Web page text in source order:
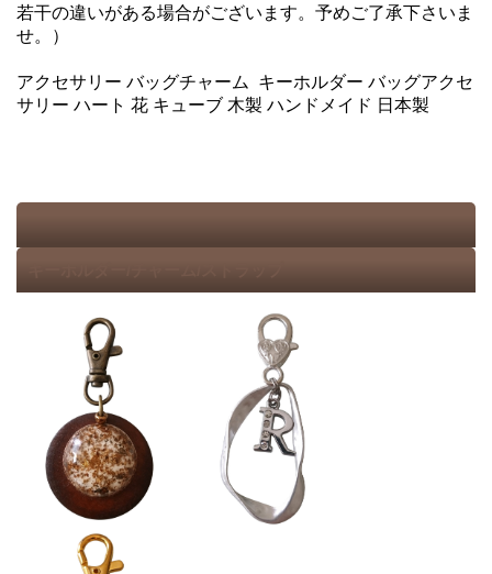
若干の違いがある場合がございます。予めご了承下さいま
せ。）
アクセサリー バッグチャーム キーホルダー バッグアクセ
サリー ハート 花 キューブ 木製 ハンドメイド 日本製